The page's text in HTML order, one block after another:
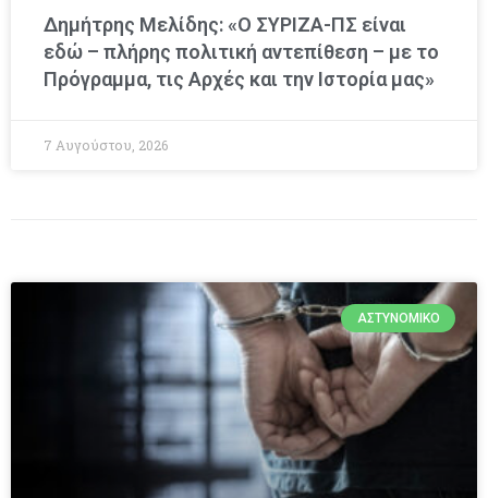
Δημήτρης Μελίδης: «Ο ΣΥΡΙΖΑ-ΠΣ είναι
εδώ – πλήρης πολιτική αντεπίθεση – με το
Πρόγραμμα, τις Αρχές και την Ιστορία μας»
7 Αυγούστου, 2026
ΑΣΤΥΝΟΜΙΚΌ